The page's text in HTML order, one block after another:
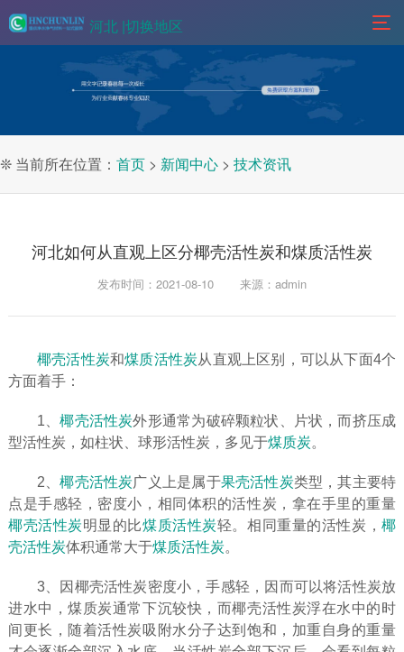
河北 |切换地区
❊ 当前所在位置： 首页 > 新闻中心 > 技术资讯
河北如何从直观上区分椰壳活性炭和煤质活性炭
发布时间：2021-08-10 来源：admin
椰壳活性炭和煤质活性炭从直观上区别，可以从下面4个
方面着手：
1、椰壳活性炭外形通常为破碎颗粒状、片状，而挤压成
型活性炭，如柱状、球形活性炭，多见于煤质炭。
2、椰壳活性炭广义上是属于果壳活性炭类型，其主要特
点是手感轻，密度小，相同体积的活性炭，拿在手里的重量
椰壳活性炭明显的比煤质活性炭轻。相同重量的活性炭，椰
壳活性炭体积通常大于煤质活性炭。
3、因椰壳活性炭密度小，手感轻，因而可以将活性炭放
进水中，煤质炭通常下沉较快，而椰壳活性炭浮在水中的时
间更长，随着活性炭吸附水分子达到饱和，加重自身的重量